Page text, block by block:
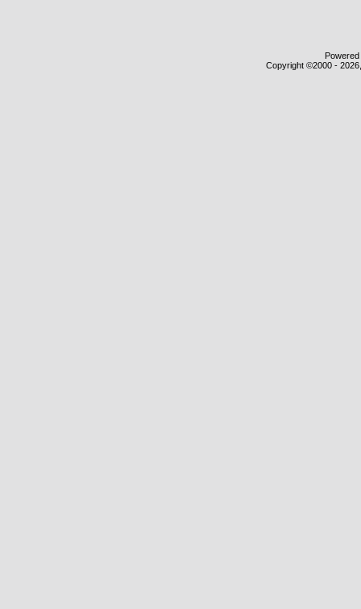
Copyright ©2000 -